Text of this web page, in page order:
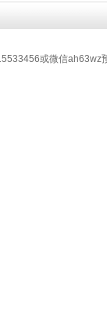
或微信ah63wz